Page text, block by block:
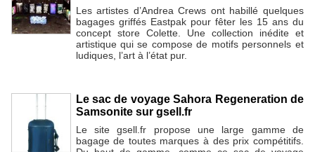
Les artistes d’Andrea Crews ont habillé quelques
bagages griffés Eastpak pour fêter les 15 ans du
concept store Colette. Une collection inédite et
artistique qui se compose de motifs personnels et
ludiques, l’art à l’état pur.
Le sac de voyage Sahora Regeneration de
Samsonite sur gsell.fr
Le site gsell.fr propose une large gamme de
bagage de toutes marques à des prix compétitifs.